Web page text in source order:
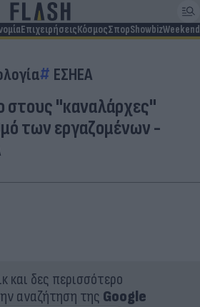
ΕπιχειρήσειςΚόσμοςΣπορShowbizWeekend
ΕΣΗΕΑ
στους "καναλάρχες"
των εργαζομένων -
και δες περισσότερο
αναζήτηση της Google